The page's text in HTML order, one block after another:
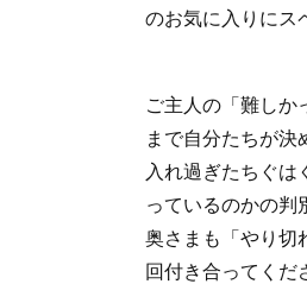
のお気に入りにス
ご主人の「難しか
まで自分たちが決
入れ過ぎたちぐは
っているのかの判
奥さまも「やり切
回付き合ってくだ